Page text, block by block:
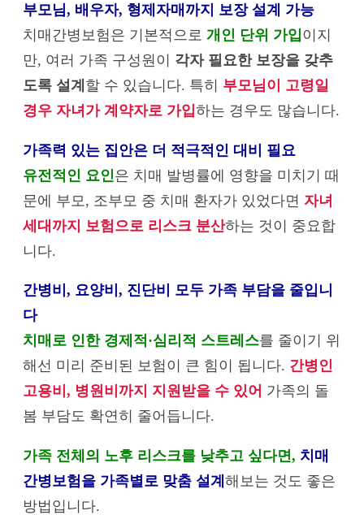
부모님, 배우자, 형제자매까지 보장 설계 가능
치매간병보험은 기본적으로 개인 단위 가입이지
만, 여러 가족 구성원이 각자 필요한 보장을 갖추
도록 설계 할 수 있습니다. 특히 부모님이 고령일
경우 자녀가 계약자로 가입하는 경우도 많습니다.
가족력 있는 집안은 더 적극적인 대비 필요
유전적인 요인은 치매 발병률에 영향을 미치기 때
문에 부모, 조부모 중 치매 환자가 있었다면 자녀
세대까지 보험으로 리스크 분산하는 것이 중요합
니다.
간병비, 요양비, 진단비 모두 가족 부담을 줄입니
다
치매로 인한 경제적·심리적 스트레스를 줄이기 위
해선 미리 준비된 보험이 큰 힘이 됩니다. 간병인
고용비, 병원비까지 지원받을 수 있어 가족의 돌
봄 부담도 확연히 줄어듭니다.
가족 전체의 노후 리스크를 낮추고 싶다면, 치매
간병보험을 가족별로 맞춤 설계 해보는 것도 좋은
방법입니다.